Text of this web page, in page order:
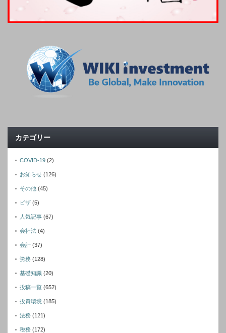
カテゴリー
COVID-19 (2)
お知らせ (126)
その他 (45)
ビザ (5)
人気記事 (67)
会社法 (4)
会計 (37)
労務 (128)
基礎知識 (20)
投稿一覧 (652)
投資環境 (185)
法務 (121)
税務 (172)